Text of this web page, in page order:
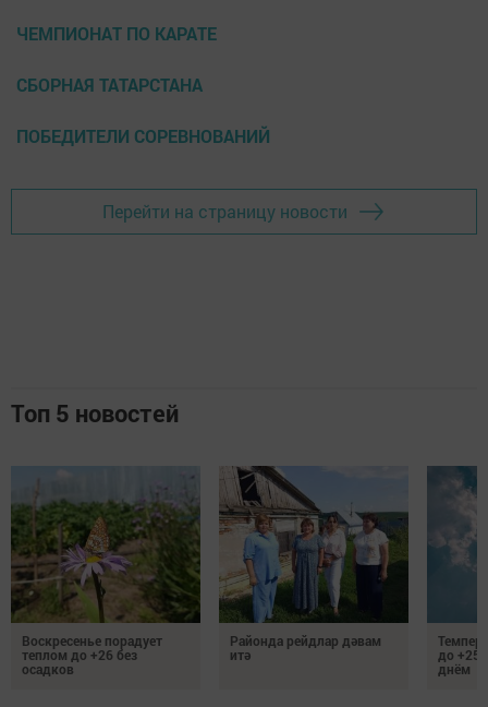
ЧЕМПИОНАТ ПО КАРАТЕ
СБОРНАЯ ТАТАРСТАНА
ПОБЕДИТЕЛИ СОРЕВНОВАНИЙ
Перейти на страницу новости
Топ 5 новостей
Воскресенье порадует
теплом до +26 без
осадков
Районда рейдлар дәвам
итә
до +25
днём